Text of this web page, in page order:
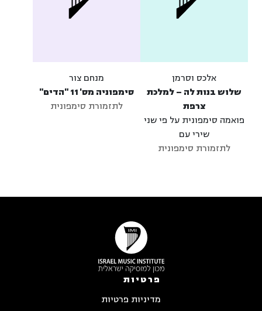
אלכס וסרמן
שלוש בנות לה – למלכת
צרפת
פואמה סימפונית על פי שני
שירי עם
לתזמורת סימפונית
מנחם צור
סימפוניה מס' 11 "הדים"
לתזמורת סימפונית
פרטיות
מדיניות פרטיות